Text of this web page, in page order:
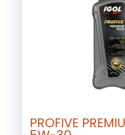
PROFIVE